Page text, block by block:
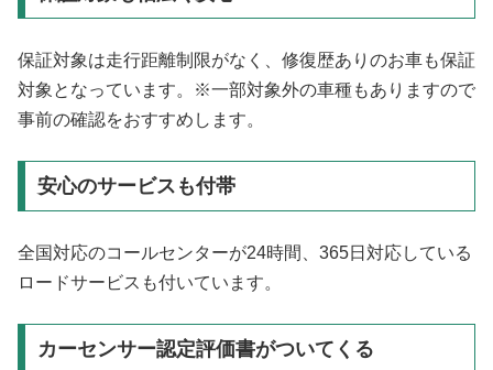
保証対象は走行距離制限がなく、修復歴ありのお車も保証
対象となっています。※一部対象外の車種もありますので
事前の確認をおすすめします。
安心のサービスも付帯
全国対応のコールセンターが24時間、365日対応している
ロードサービスも付いています。
カーセンサー認定評価書がついてくる